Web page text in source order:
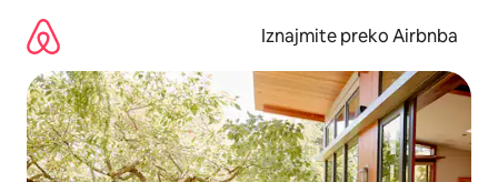
sadržaj
Iznajmite preko Airbnba